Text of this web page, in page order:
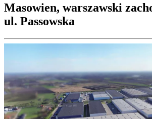
Masowien, warszawski
ul. Passowska